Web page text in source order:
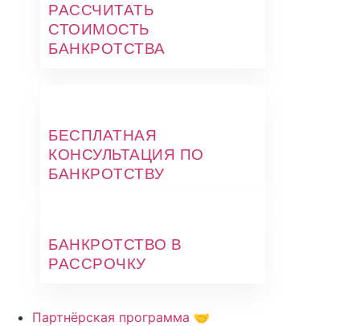
РАССЧИТАТЬ
СТОИМОСТЬ
БАНКРОТСТВА
БЕСПЛАТНАЯ
КОНСУЛЬТАЦИЯ ПО
БАНКРОТСТВУ
БАНКРОТСТВО В
РАССРОЧКУ
Партнёрская программа 🤝